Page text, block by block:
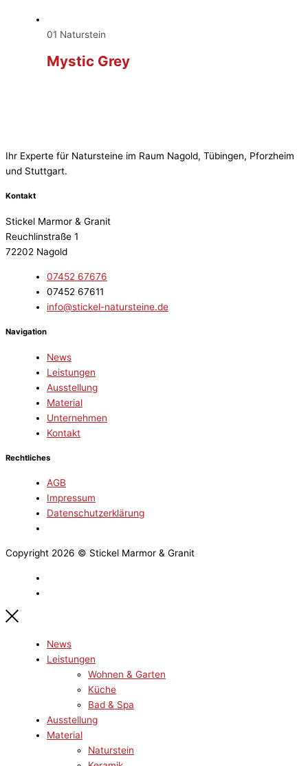
01 Naturstein
Mystic Grey
Ihr Experte für Natursteine im Raum Nagold, Tübingen, Pforzheim
und Stuttgart.
Kontakt
Stickel Marmor & Granit
Reuchlinstraße 1
72202 Nagold
07452 67676
07452 67611
info@stickel-natursteine.de
Navigation
News
Leistungen
Ausstellung
Material
Unternehmen
Kontakt
Rechtliches
AGB
Impressum
Datenschutzerklärung
Copyright 2026 © Stickel Marmor & Granit
News
Leistungen
Wohnen & Garten
Küche
Bad & Spa
Ausstellung
Material
Naturstein